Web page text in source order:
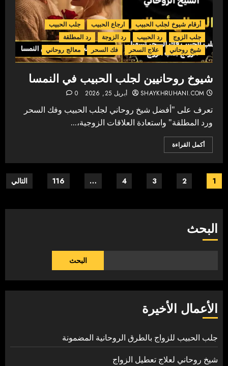
أرقام شيوخ لجلب الحبيب ارجاع الحبيب
جلب الحبيب
جلب الزوج
رد الحبيب رد الزوجة
رد المطلقة
شيخ روحاني
علاج السحر فك السحر معالج روحاني
شيوخ روحانيين لجلب الحبيب في النمسا
SHAYKHRUHANI.COM أبريل 25, 2026 0
تعرف على "أفضل شيخ روحاني لجلب الحبيب وفك السحر
ورد المطلقة" واستعادة العلاقات الزوجية،...
أكمل القراءة
Posts
1
2
3
4
…
116 التالي
البحث
البحث
الأعمال الأخيرة
جلب الحبيب للزواج بالطرق الروحانية المضمونة
شيخ روحاني لعلاج تعطيل الزواج